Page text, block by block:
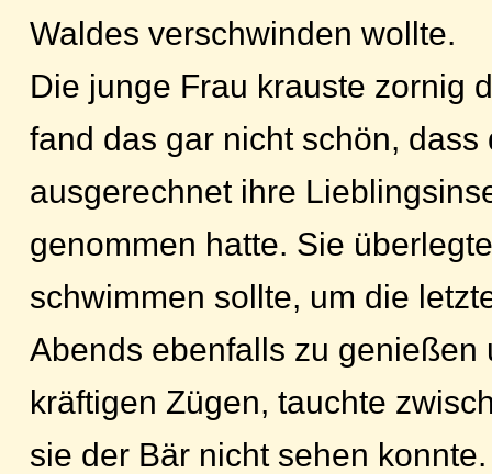
Waldes verschwinden wollte.
Die junge Frau krauste zornig
fand das gar nicht schön, dass
ausgerechnet ihre
genommen hatte. Sie
schwimmen sollte, um die
Abends ebenfalls zu genießen
kräftigen Zügen, tauchte
sie der Bär nicht sehen